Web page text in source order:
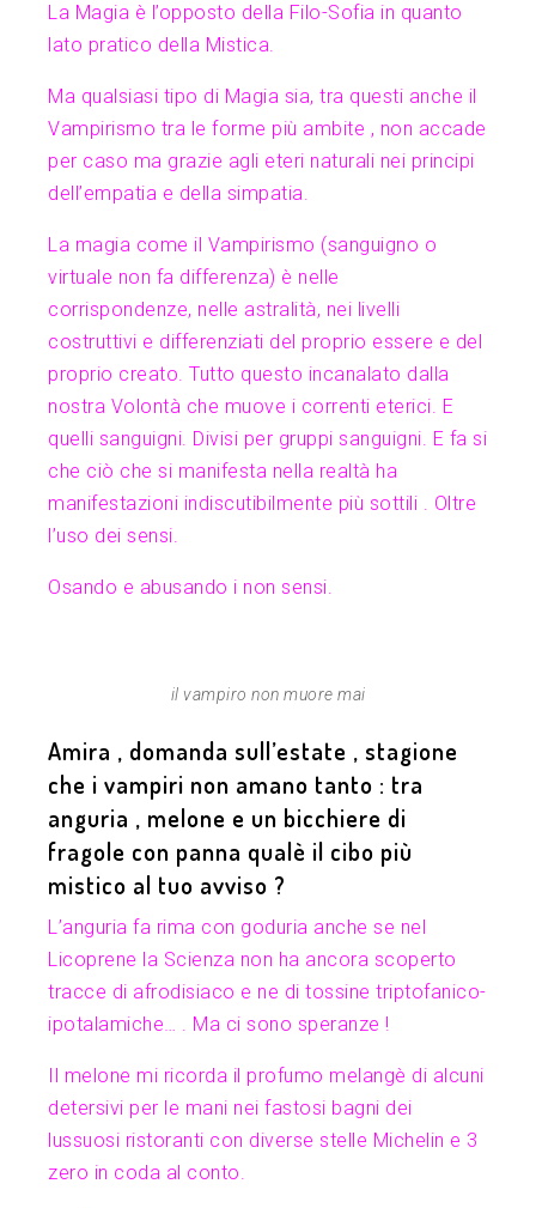
La Magia è l’opposto della Filo-Sofia in quanto
lato pratico della Mistica.
Ma qualsiasi tipo di Magia sia, tra questi anche il
Vampirismo tra le forme più ambite , non accade
per caso ma grazie agli eteri naturali nei principi
dell’empatia e della simpatia.
La magia come il Vampirismo (sanguigno o
virtuale non fa differenza) è nelle
corrispondenze, nelle astralità, nei livelli
costruttivi e differenziati del proprio essere e del
proprio creato. Tutto questo incanalato dalla
nostra Volontà che muove i correnti eterici. E
quelli sanguigni. Divisi per gruppi sanguigni. E fa si
che ciò che si manifesta nella realtà ha
manifestazioni indiscutibilmente più sottili . Oltre
l’uso dei sensi.
Osando e abusando i non sensi.
il vampiro non muore mai
Amira , domanda sull’estate , stagione
che i vampiri non amano tanto : tra
anguria , melone e un bicchiere di
fragole con panna qualè il cibo più
mistico al tuo avviso ?
L’anguria fa rima con goduria anche se nel
Licoprene la Scienza non ha ancora scoperto
tracce di afrodisiaco e ne di tossine triptofanico-
ipotalamiche… . Ma ci sono speranze !
Il melone mi ricorda il profumo melangè di alcuni
detersivi per le mani nei fastosi bagni dei
lussuosi ristoranti con diverse stelle Michelin e 3
zero in coda al conto.